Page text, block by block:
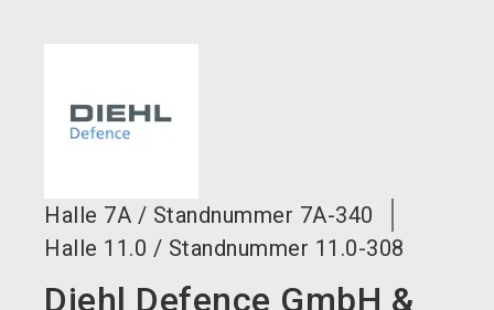
Halle 7A / Standnummer 7A-340
Halle 11.0 / Standnummer 11.0-308
Diehl Defence GmbH &